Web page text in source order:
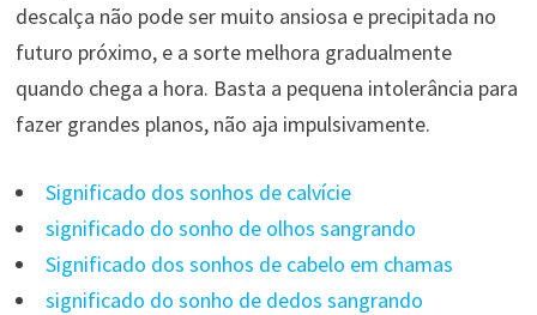
descalça não pode ser muito ansiosa e precipitada no
futuro próximo, e a sorte melhora gradualmente
quando chega a hora. Basta a pequena intolerância para
fazer grandes planos, não aja impulsivamente.
Significado dos sonhos de calvície
significado do sonho de olhos sangrando
Significado dos sonhos de cabelo em chamas
significado do sonho de dedos sangrando